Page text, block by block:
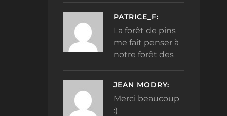
PATRICE_F:
La forêt de pins
me fait penser à
notre forêt des
JEAN MODRY:
Merci beaucoup
:)